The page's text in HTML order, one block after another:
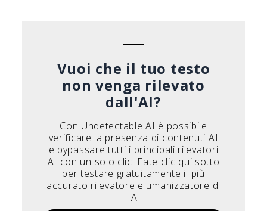
Vuoi che il tuo testo
non venga rilevato
dall'AI?
Con Undetectable AI è possibile
verificare la presenza di contenuti AI
e bypassare tutti i principali rilevatori
AI con un solo clic. Fate clic qui sotto
per testare gratuitamente il più
accurato rilevatore e umanizzatore di
IA.